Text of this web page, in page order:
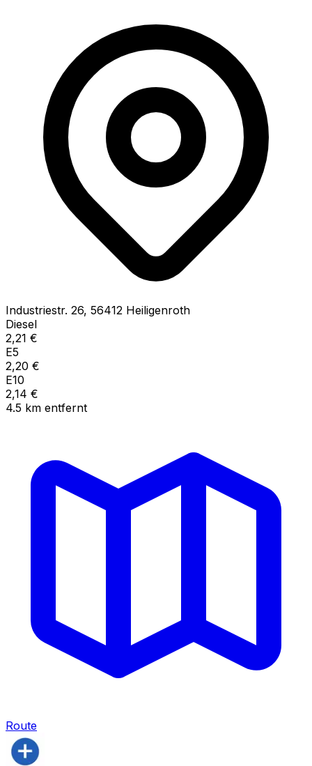
Industriestr. 26, 56412 Heiligenroth
Diesel
2,21 €
E5
2,20 €
E10
2,14 €
4.5 km entfernt
Route